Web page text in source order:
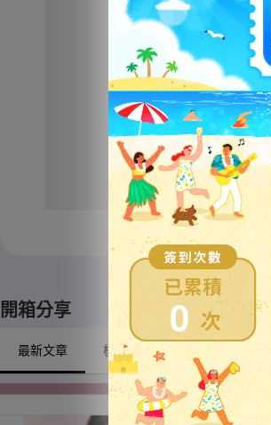
0
開箱分享
最新文章 模型/動漫周邊 戶外/露營